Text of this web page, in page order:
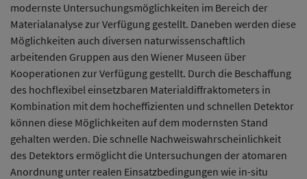
modernste Untersuchungsmöglichkeiten im Bereich der
Materialanalyse zur Verfügung gestellt. Daneben werden diese
Möglichkeiten auch diversen naturwissenschaftlich
arbeitenden Gruppen aus den Wiener Museen über
Kooperationen zur Verfügung gestellt. Durch die Beschaffung
des hochflexibel einsetzbaren Materialdiffraktometers in
Kombination mit dem hocheffizienten und schnellen Detektor
können diese Möglichkeiten auf dem modernsten Stand
gehalten werden. Die schnelle Nachweiswahrscheinlichkeit
des Detektors ermöglicht die Untersuchungen der atomaren
Anordnung unter realen Einsatzbedingungen wie in-situ